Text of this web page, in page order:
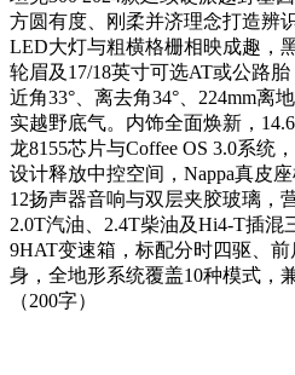
方圆有度、刚柔并济理念打造辨
LED大灯与粗横格栅相映成趣，
轮眉及17/18英寸可选AT或公路
近角33°、离去角34°、224mm离
实越野底气。内饰全面焕新，
龙8155芯片与Coffee OS 3.0系统
设计释放中控空间，Nappa真皮
12扬声器音响与双层夹胶玻璃，
2.0T汽油、2.4T柴油及Hi4-T插混
9HAT变速箱，标配分时四驱、
身，全地形系统覆盖10种模式，
（200字）